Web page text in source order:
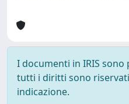
I documenti in IRIS
tutti i diritti sono
indicazione.